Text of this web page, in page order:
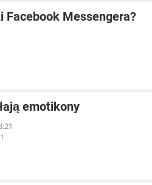
Facebook Messengera?
emotikony